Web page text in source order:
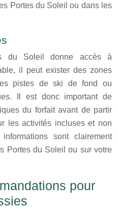
Portes du Soleil ou dans les
du Soleil donne accès à
il peut exister des zones
pistes de ski de fond ou
Il est donc important de
du forfait avant de partir
les activités incluses et non
sont clairement
Portes du Soleil ou sur votre
pour